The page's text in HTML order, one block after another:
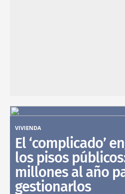
VIVIENDA
El ‘complicado’
los pisos
millones al año
gestionarlos